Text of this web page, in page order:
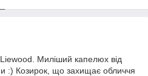
Миліший капелюх від
:) Козирок, що захищає обличчя